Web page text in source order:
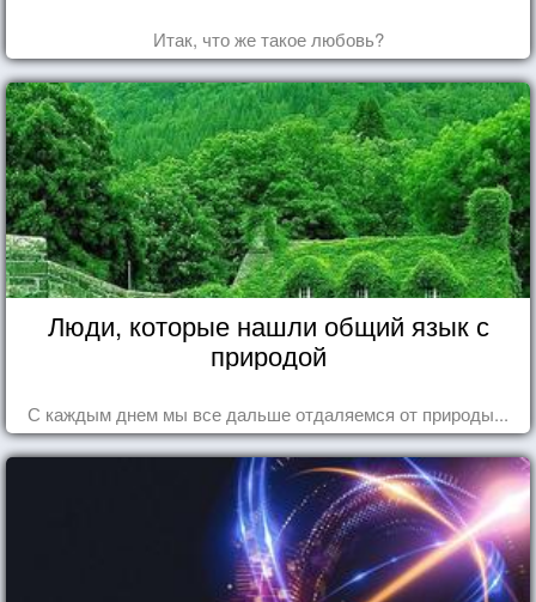
Итак, что же такое любовь?
Люди, которые нашли общий язык с
природой
С каждым днем мы все дальше отдаляемся от природы...